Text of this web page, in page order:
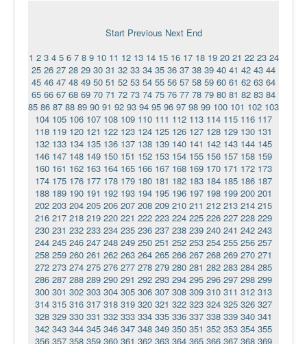
Start Previous Next End
1 2 3 4 5 6 7 8 9 10 11 12 13 14 15 16 17 18 19 20 21 22 23 24
25 26 27 28 29 30 31 32 33 34 35 36 37 38 39 40 41 42 43 44
45 46 47 48 49 50 51 52 53 54 55 56 57 58 59 60 61 62 63 64
65 66 67 68 69 70 71 72 73 74 75 76 77 78 79 80 81 82 83 84
85 86 87 88 89 90 91 92 93 94 95 96 97 98 99 100 101 102 103
104 105 106 107 108 109 110 111 112 113 114 115 116 117
118 119 120 121 122 123 124 125 126 127 128 129 130 131
132 133 134 135 136 137 138 139 140 141 142 143 144 145
146 147 148 149 150 151 152 153 154 155 156 157 158 159
160 161 162 163 164 165 166 167 168 169 170 171 172 173
174 175 176 177 178 179 180 181 182 183 184 185 186 187
188 189 190 191 192 193 194 195 196 197 198 199 200 201
202 203 204 205 206 207 208 209 210 211 212 213 214 215
216 217 218 219 220 221 222 223 224 225 226 227 228 229
230 231 232 233 234 235 236 237 238 239 240 241 242 243
244 245 246 247 248 249 250 251 252 253 254 255 256 257
258 259 260 261 262 263 264 265 266 267 268 269 270 271
272 273 274 275 276 277 278 279 280 281 282 283 284 285
286 287 288 289 290 291 292 293 294 295 296 297 298 299
300 301 302 303 304 305 306 307 308 309 310 311 312 313
314 315 316 317 318 319 320 321 322 323 324 325 326 327
328 329 330 331 332 333 334 335 336 337 338 339 340 341
342 343 344 345 346 347 348 349 350 351 352 353 354 355
356 357 358 359 360 361 362 363 364 365 366 367 368 369